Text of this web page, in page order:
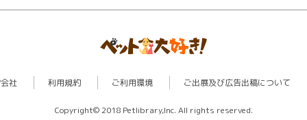
社 利用規約 ご利用環境 ご出展及び広告出稿について
Copyright© 2018 Petlibrary,Inc. All rights reserved.